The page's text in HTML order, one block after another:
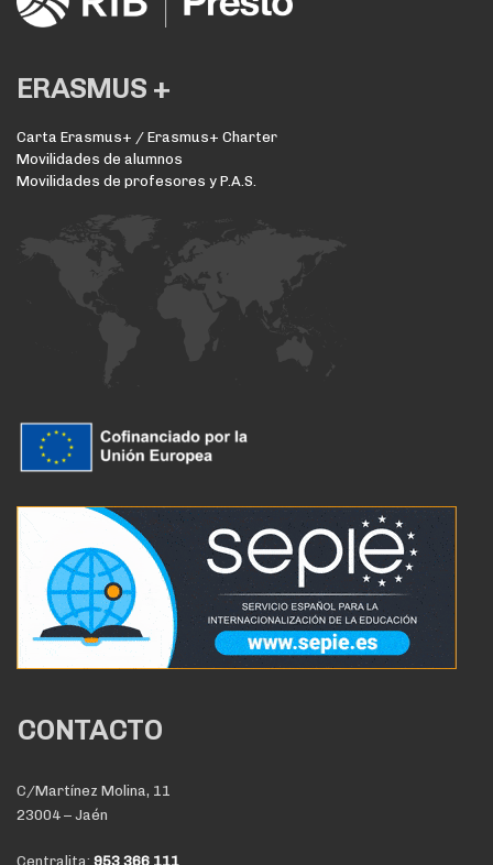
ERASMUS +
Carta Erasmus+ / Erasmus+ Charter
Movilidades de alumnos
Movilidades de profesores y P.A.S.
CONTACTO
C/Martínez Molina, 11
23004 – Jaén
Centralita: 953 366 111